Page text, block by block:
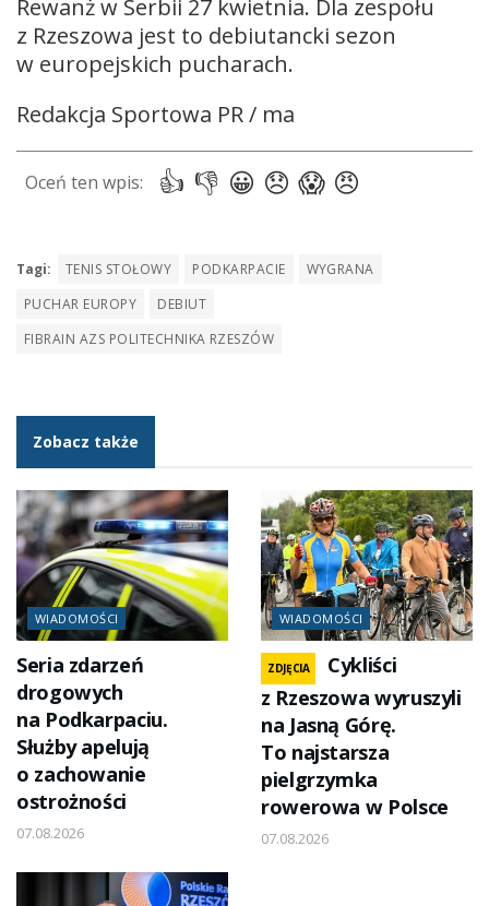
Rewanż w Serbii 27 kwietnia. Dla zespołu
z Rzeszowa jest to debiutancki sezon
w europejskich pucharach.
Redakcja Sportowa PR / ma
Tagi: TENIS STOŁOWY PODKARPACIE
WYGRANA
PUCHAR EUROPY
DEBIUT
FIBRAIN AZS POLITECHNIKA RZESZÓW
Zobacz także
WIADOMOŚCI
Seria zdarzeń
drogowych
na Podkarpaciu.
Służby apelują
o zachowanie
ostrożności
07.08.2026
WIADOMOŚCI
ZDJĘCIA
Cykliści
z Rzeszowa wyruszyli
na Jasną Górę.
To najstarsza
pielgrzymka
rowerowa w Polsce
07.08.2026